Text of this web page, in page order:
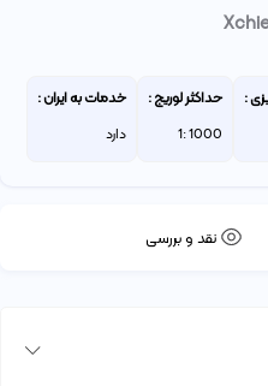
:
حداکثر لوریج :
1000 :1
خدمات به ایران :
دارد
نقد و بررسی